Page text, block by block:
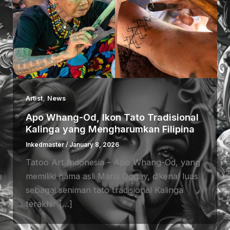
Artist,News
Apo Whang-Od, Ikon Tato Tradisional
Kalinga yang Mengharumkan Filipina
Inkedmaster/ January 8, 2026
Tatoo Art Indonesia – Apo Whang-Od, yang
memiliki nama asli Maria Oggay, dikenal luas
sebagai seniman tato tradisional Kalinga
terakhir […]